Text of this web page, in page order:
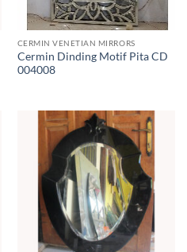
CERMIN VENETIAN MIRRORS
Cermin Dinding Motif Pita CD
004008